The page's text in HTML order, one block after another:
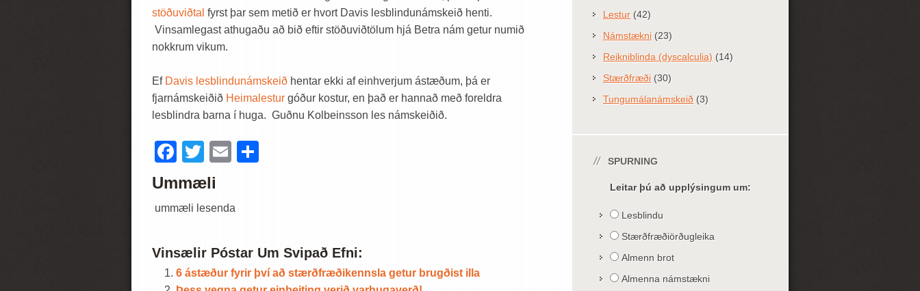
stöðuviðtal fyrst þar sem metið er hvort Davis lesblindunámskeið henti.
Vinsamlegast athugaðu að bið eftir stöðuviðtölum hjá Betra nám getur numið
nokkrum vikum.
Ef Davis lesblindunámskeið hentar ekki af einhverjum ástæðum, þá er
fjarnámskeiðið Heimalestur góður kostur, en það er hannað með foreldra
lesblindra barna í huga. Guðnu Kolbeinsson les námskeiðið.
Facebook
TwitterEmail
Ummæli
ummæli lesenda
Vinsælir Póstar Um Svipað Efni:
6 ástæður fyrir því að stærðfræðikennsla getur brugðist illa
Lestur (42)
Námstækni (23)
Reikniblinda (dyscalculia) (14)
Stærðfræði (30)
Tungumálanámskeið (3)
SPURNING
Leitar þú að upplýsingum um:
Lesblindu
Stærðfræðiörðugleika
Almenn brot
Almenna námstækni